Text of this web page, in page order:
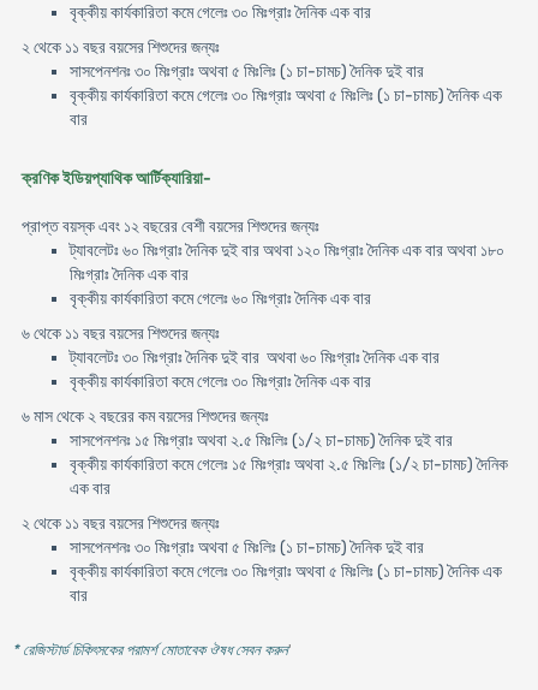
বৃক্কীয় কার্যকারিতা কমে গেলেঃ ৩০ মিঃগ্রাঃ দৈনিক এক বার
২ থেকে ১১ বছর বয়সের শিশুদের জন্যঃ
সাসপেনশনঃ ৩০ মিঃগ্রাঃ অথবা ৫ মিঃলিঃ (১ চা-চামচ) দৈনিক দুই বার
বৃক্কীয় কার্যকারিতা কমে গেলেঃ ৩০ মিঃগ্রাঃ অথবা ৫ মিঃলিঃ (১ চা-চামচ) দৈনিক এক
বার
ক্রণিক ইডিয়প্যাথিক আর্টিক্যারিয়া-
প্রাপ্ত বয়স্ক এবং ১২ বছরের বেশী বয়সের শিশুদের জন্যঃ
ট্যাবলেটঃ ৬০ মিঃগ্রাঃ দৈনিক দুই বার অথবা ১২০ মিঃগ্রাঃ দৈনিক এক বার অথবা ১৮০
মিঃগ্রাঃ দৈনিক এক বার
বৃক্কীয় কার্যকারিতা কমে গেলেঃ ৬০ মিঃগ্রাঃ দৈনিক এক বার
৬ থেকে ১১ বছর বয়সের শিশুদের জন্যঃ
ট্যাবলেটঃ ৩০ মিঃগ্রাঃ দৈনিক দুই বার অথবা ৬০ মিঃগ্রাঃ দৈনিক এক বার
বৃক্কীয় কার্যকারিতা কমে গেলেঃ ৩০ মিঃগ্রাঃ দৈনিক এক বার
৬ মাস থেকে ২ বছরের কম বয়সের শিশুদের জন্যঃ
সাসপেনশনঃ ১৫ মিঃগ্রাঃ অথবা ২.৫ মিঃলিঃ (১/২ চা-চামচ) দৈনিক দুই বার
বৃক্কীয় কার্যকারিতা কমে গেলেঃ ১৫ মিঃগ্রাঃ অথবা ২.৫ মিঃলিঃ (১/২ চা-চামচ) দৈনিক
এক বার
২ থেকে ১১ বছর বয়সের শিশুদের জন্যঃ
সাসপেনশনঃ ৩০ মিঃগ্রাঃ অথবা ৫ মিঃলিঃ (১ চা-চামচ) দৈনিক দুই বার
বৃক্কীয় কার্যকারিতা কমে গেলেঃ ৩০ মিঃগ্রাঃ অথবা ৫ মিঃলিঃ (১ চা-চামচ) দৈনিক এক
বার
* রেজিস্টার্ড চিকিৎসকের পরামর্শ মোতাবেক ঔষধ সেবন করুন'